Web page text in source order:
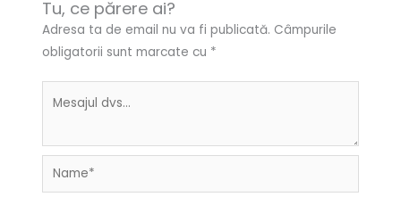
Tu, ce părere ai?
Adresa ta de email nu va fi publicată. Câmpurile
obligatorii sunt marcate cu *
Name*